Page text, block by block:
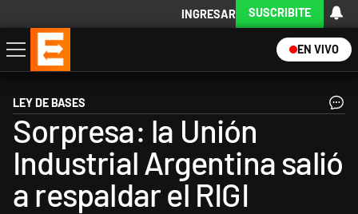
INGRESAR SUSCRIBITE
EN VIVO
Economía
Política
Internacional
Actualidad
Descargá la App
LEY DE BASES
Sorpresa: la Unión
Industrial Argentina salió
a respaldar el RIGI